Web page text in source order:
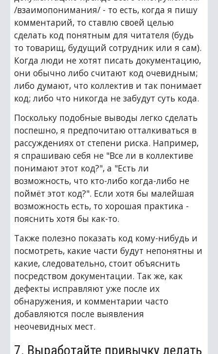
/взаимопонимания/ - то есть, когда я пишу
комментарий, то ставлю своей целью
сделать код понятным для читателя (будь
то товарищ, будущий сотрудник или я сам).
Когда люди не хотят писать документацию,
они обычно либо считают код очевидным;
либо думают, что коллектив и так понимает
код; либо что никогда не забудут суть кода.
Поскольку подобные выводы легко сделать
поспешно, я предпочитаю отталкиваться в
рассуждениях от степени риска. Например,
я спрашиваю себя не "Все ли в коллективе
понимают этот код?", а "Есть ли
возможность, что кто-либо когда-либо не
поймёт этот код?". Если хотя бы малейшая
возможность есть, то хорошая практика -
пояснить хотя бы как-то.
Также полезно показать код кому-нибудь и
посмотреть, какие части будут непонятны и
какие, следовательно, стоит объяснить
посредством документации. Так же, как
дефекты исправляют уже после их
обнаружения, и комментарии часто
добавляются после выявления
неочевидных мест.
7. Выработайте привычку делать